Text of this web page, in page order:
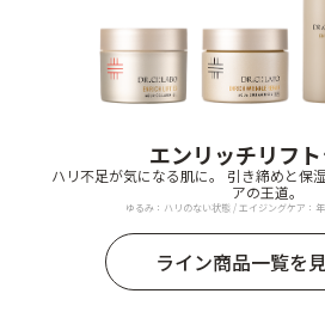
エンリッチリフ
ハリ不足が気になる肌に。 引き締めと保
アの王道。
ゆるみ：ハリのない状態 / エイジングケア：
ライン商品一覧を